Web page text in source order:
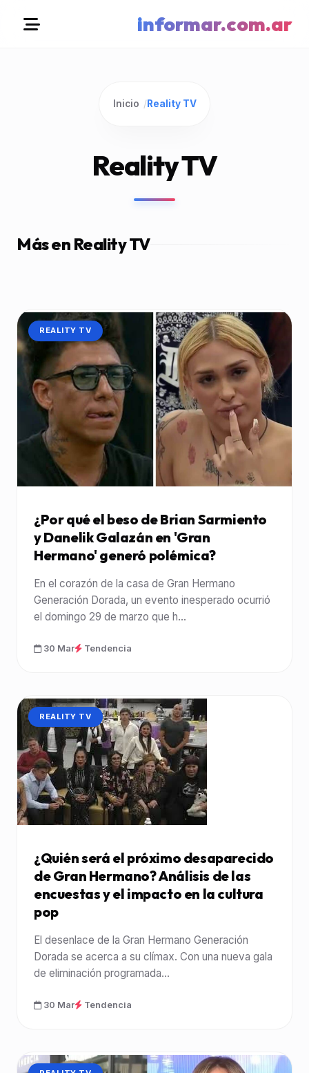
informar.com.ar
Inicio / Reality TV
Reality TV
Más en Reality TV
CATEGORÍA:
REALITY TV
¿Por qué el beso de Brian Sarmiento
y Danelik Galazán en 'Gran
Hermano' generó polémica?
En el corazón de la casa de Gran Hermano
Generación Dorada, un evento inesperado ocurrió
el domingo 29 de marzo que h...
30 Mar Tendencia
CATEGORÍA:
REALITY TV
¿Quién será el próximo desaparecido
de Gran Hermano? Análisis de las
encuestas y el impacto en la cultura
pop
El desenlace de la Gran Hermano Generación
Dorada se acerca a su clímax. Con una nueva gala
de eliminación programada...
30 Mar Tendencia